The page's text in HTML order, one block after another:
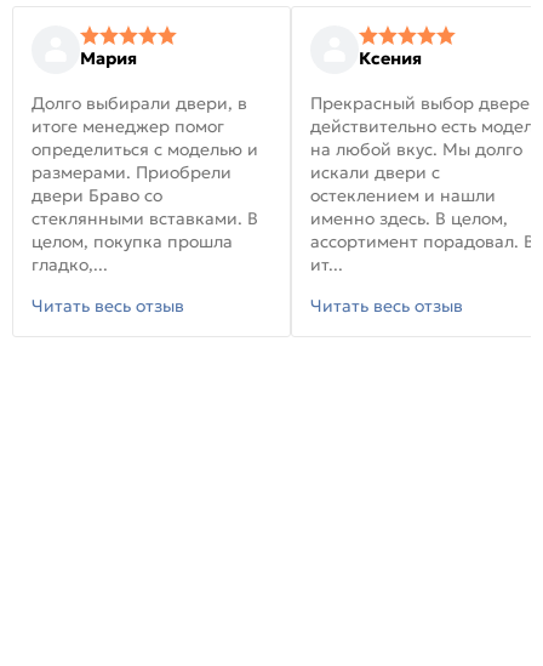
Мария
Долго выбирали двери, в
итоге менеджер помог
определиться с моделью и
размерами. Приобрели
двери Браво со
стеклянными вставками. В
целом, покупка прошла
гладко,...
Читать весь отзыв
Ксения
Прекрасный выбор
действительно есть модели
на любой вкус. Мы долго
искали двери с
остеклением и нашли
именно здесь. В целом,
ассортимент порадовал. В
ит...
Читать весь отзыв